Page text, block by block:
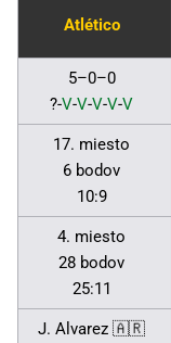
Atlético
5–0–0
?-V-V-V-V-V
17. miesto
6 bodov
10:9
4. miesto
28 bodov
25:11
J. Alvarez 🇦🇷